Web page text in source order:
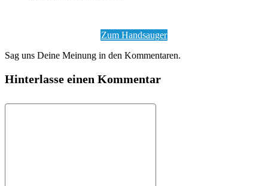
Zum Handsauger
Sag uns Deine Meinung in den Kommentaren.
Hinterlasse einen Kommentar